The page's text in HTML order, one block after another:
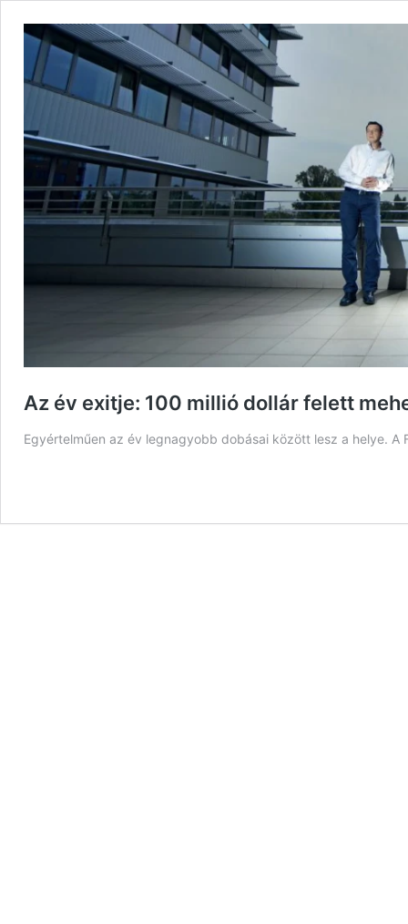
Az év exitje: 100 millió dollár felett
Egyértelműen az év legnagyobb dobásai között lesz a helye.